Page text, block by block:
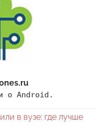
о Android.
в вузе: где лучше